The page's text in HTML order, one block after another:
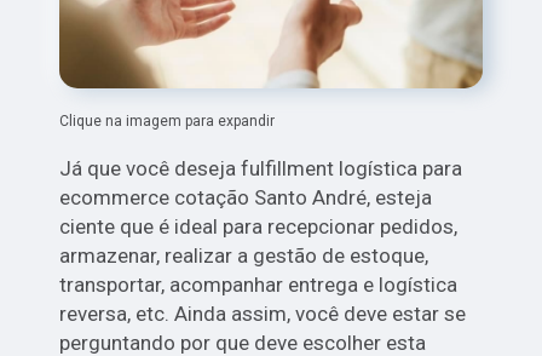
Clique na imagem para expandir
Já que você deseja fulfillment logística para
ecommerce cotação Santo André, esteja
ciente que é ideal para recepcionar pedidos,
armazenar, realizar a gestão de estoque,
transportar, acompanhar entrega e logística
reversa, etc. Ainda assim, você deve estar se
perguntando por que deve escolher esta